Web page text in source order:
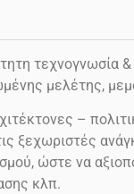
τεχνογνωσία &
μελέτης,
–
ξεχωριστές
ώστε να
κλπ.